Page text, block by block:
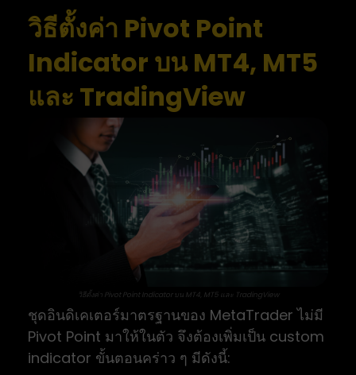
วิธีตั้งค่า Pivot Point
Indicator บน MT4, MT5
และ TradingView
วิธีตั้งค่า Pivot Point Indicator บน MT4, MT5 และ TradingView
ชุดอินดิเคเตอร์มาตรฐานของ MetaTrader ไม่มี
Pivot Point มาให้ในตัว จึงต้องเพิ่มเป็น custom
indicator ขั้นตอนคร่าว ๆ มีดังนี้: